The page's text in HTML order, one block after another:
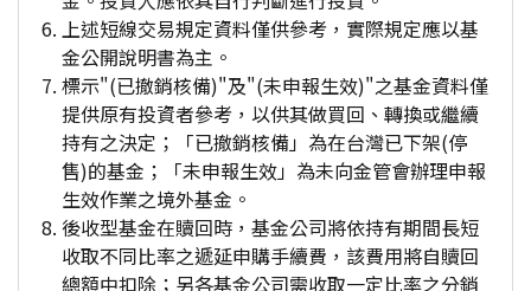
上述短線交易規定資料僅供參考，實際規定應以基
金公開說明書為主。
標示"(已撤銷核備)"及"(未申報生效)"之基金資料僅
提供原有投資者參考，以供其做買回、轉換或繼續
持有之決定；「已撤銷核備」為在台灣已下架(停
售)的基金；「未申報生效」為未向金管會辦理申報
生效作業之境外基金。
後收型基金在贖回時，基金公司將依持有期間長短
收取不同比率之遞延申購手續費，該費用將自贖回
總額中扣除；另各基金公司需收取一定比率之分銷